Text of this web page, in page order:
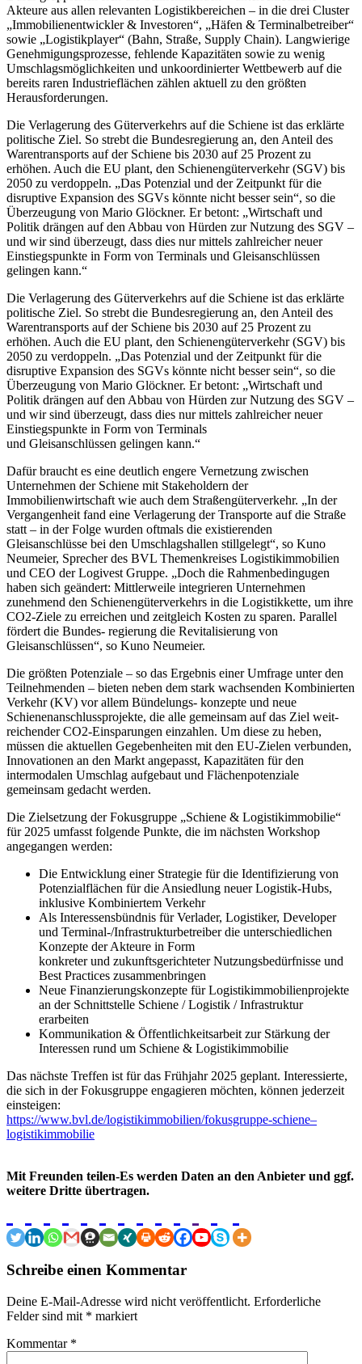
Akteure aus allen relevanten Logistikbereichen – in die drei Cluster
„Immobilienentwickler & Investoren“, „Häfen & Terminalbetreiber“
sowie „Logistikplayer“ (Bahn, Straße, Supply Chain). Langwierige
Genehmigungsprozesse, fehlende Kapazitäten sowie zu wenig
Umschlagsmöglichkeiten und unkoordinierter Wettbewerb auf die
bereits raren Industrieflächen zählen aktuell zu den größten
Herausforderungen.
Die Verlagerung des Güterverkehrs auf die Schiene ist das erklärte
politische Ziel. So strebt die Bundesregierung an, den Anteil des
Warentransports auf der Schiene bis 2030 auf 25 Prozent zu
erhöhen. Auch die EU plant, den Schienengüterverkehr (SGV) bis
2050 zu verdoppeln. „Das Potenzial und der Zeitpunkt für die
disruptive Expansion des SGVs könnte nicht besser sein“, so die
Überzeugung von Mario Glöckner. Er betont: „Wirtschaft und
Politik drängen auf den Abbau von Hürden zur Nutzung des SGV –
und wir sind überzeugt, dass dies nur mittels zahlreicher neuer
Einstiegspunkte in Form von Terminals und Gleisanschlüssen
gelingen kann.“
Die Verlagerung des Güterverkehrs auf die Schiene ist das erklärte
politische Ziel. So strebt die Bundesregierung an, den Anteil des
Warentransports auf der Schiene bis 2030 auf 25 Prozent zu
erhöhen. Auch die EU plant, den Schienengüterverkehr (SGV) bis
2050 zu verdoppeln. „Das Potenzial und der Zeitpunkt für die
disruptive Expansion des SGVs könnte nicht besser sein“, so die
Überzeugung von Mario Glöckner. Er betont: „Wirtschaft und
Politik drängen auf den Abbau von Hürden zur Nutzung des SGV –
und wir sind überzeugt, dass dies nur mittels zahlreicher neuer
Einstiegspunkte in Form von Terminals
und Gleisanschlüssen gelingen kann.“
Dafür braucht es eine deutlich engere Vernetzung zwischen
Unternehmen der Schiene mit Stakeholdern der
Immobilienwirtschaft wie auch dem Straßengüterverkehr. „In der
Vergangenheit fand eine Verlagerung der Transporte auf die Straße
statt – in der Folge wurden oftmals die existierenden
Gleisanschlüsse bei den Umschlagshallen stillgelegt“, so Kuno
Neumeier, Sprecher des BVL Themenkreises Logistikimmobilien
und CEO der Logivest Gruppe. „Doch die Rahmenbedingugen
haben sich geändert: Mittlerweile integrieren Unternehmen
zunehmend den Schienengüterverkehrs in die Logistikkette, um ihre
CO2-Ziele zu erreichen und zeitgleich Kosten zu sparen. Parallel
fördert die Bundes- regierung die Revitalisierung von
Gleisanschlüssen“, so Kuno Neumeier.
Die größten Potenziale – so das Ergebnis einer Umfrage unter den
Teilnehmenden – bieten neben dem stark wachsenden Kombinierten
Verkehr (KV) vor allem Bündelungs- konzepte und neue
Schienenanschlussprojekte, die alle gemeinsam auf das Ziel weit-
reichender CO2-Einsparungen einzahlen. Um diese zu heben,
müssen die aktuellen Gegebenheiten mit den EU-Zielen verbunden,
Innovationen an den Markt angepasst, Kapazitäten für den
intermodalen Umschlag aufgebaut und Flächenpotenziale
gemeinsam gedacht werden.
Die Zielsetzung der Fokusgruppe „Schiene & Logistikimmobilie“
für 2025 umfasst folgende Punkte, die im nächsten Workshop
angegangen werden:
Die Entwicklung einer Strategie für die Identifizierung von
Potenzialflächen für die Ansiedlung neuer Logistik-Hubs,
inklusive Kombiniertem Verkehr
Als Interessensbündnis für Verlader, Logistiker, Developer
und Terminal-/Infrastrukturbetreiber die unterschiedlichen
Konzepte der Akteure in Form
konkreter und zukunftsgerichteter Nutzungsbedürfnisse und
Best Practices zusammenbringen
Neue Finanzierungskonzepte für Logistikimmobilienprojekte
an der Schnittstelle Schiene / Logistik / Infrastruktur
erarbeiten
Kommunikation & Öffentlichkeitsarbeit zur Stärkung der
Interessen rund um Schiene & Logistikimmobilie
Das nächste Treffen ist für das Frühjahr 2025 geplant. Interessierte,
die sich in der Fokusgruppe engagieren möchten, können jederzeit
einsteigen:
https://www.bvl.de/logistikimmobilien/fokusgruppe-schiene–
logistikimmobilie
Mit Freunden teilen-Es werden Daten an den Anbieter und ggf.
weitere Dritte übertragen.
Schreibe einen Kommentar
Deine E-Mail-Adresse wird nicht veröffentlicht. Erforderliche
Felder sind mit * markiert
Kommentar *